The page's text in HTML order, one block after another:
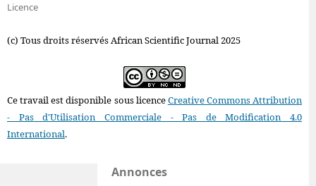
Licence
(c) Tous droits réservés African Scientific Journal 2025
Ce travail est disponible sous licenceCreative Commons Attribution
- Pas d'Utilisation Commerciale - Pas de Modification 4.0
International.
Annonces